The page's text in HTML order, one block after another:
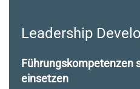
Leadership
Führungskompetenzen
einsetzen